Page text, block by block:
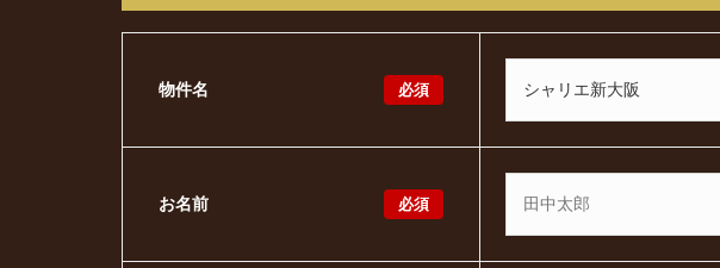
必須
物件名
必須
お名前